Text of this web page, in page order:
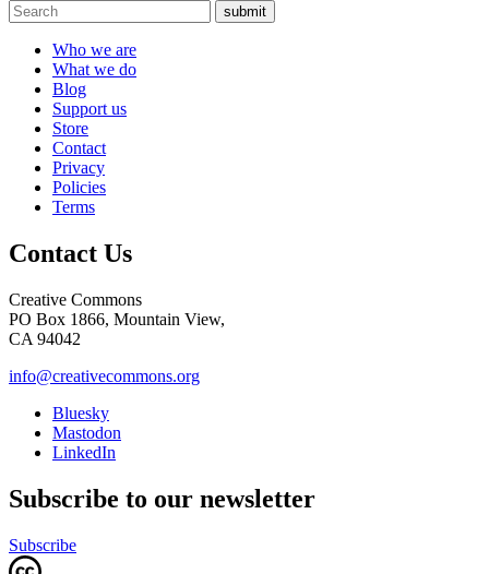
submit
Who we are
What we do
Blog
Support us
Store
Contact
Privacy
Policies
Terms
Contact Us
Creative Commons
PO Box 1866, Mountain View,
CA 94042
info@creativecommons.org
Bluesky
Mastodon
LinkedIn
Subscribe to our newsletter
Subscribe